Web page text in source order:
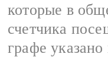
которые в
счетчика
графе